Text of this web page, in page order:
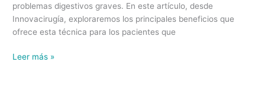
problemas digestivos graves. En este artículo, desde
Innovacirugía, exploraremos los principales beneficios que
ofrece esta técnica para los pacientes que
Leer más »